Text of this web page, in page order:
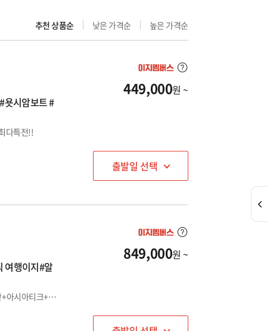
추천 상품순 낮은 가격순 높은 가격순
욧시암보트 #
다특전!!
449,000원 ~
출발일 선택
여행이지#알
여행이지 시그니처 패키지★★ 알카자쇼+산호섬+마사지2시간+아시아티크+욧시암크루즈까지 모두모두 포함된 진짜잘만든 패키지!!
849,000원 ~